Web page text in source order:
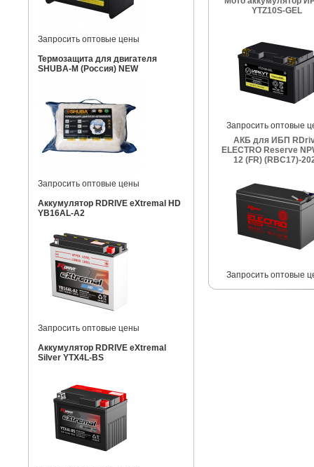
Запросить оптовые цены
Термозащита для двигателя
SHUBA-M (Россия) NEW
Запросить оптовые цены
Аккумулятор RDRIVE eXtremal HD
YB16AL-A2
Запросить оптовые цены
Аккумулятор RDRIVE eXtremal
Silver YTX4L-BS
YTZ10S-GEL
Запросить оптовые
АКБ для ИБП
ELECTRO Reserve
12 (FR) (RBC17)-
Запросить оптовые